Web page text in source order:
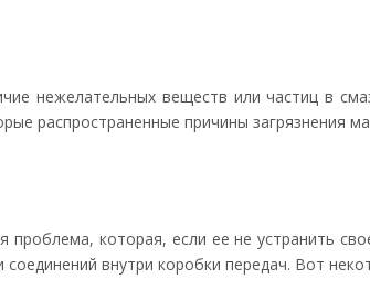
нежелательных веществ или частиц в
распространенные причины загрязнения
которая, если ее не устранить
внутри коробки передач. Вот